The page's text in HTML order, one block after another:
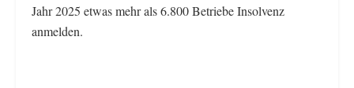
Jahr 2025 etwas mehr als 6.800 Betriebe Insolvenz
anmelden.